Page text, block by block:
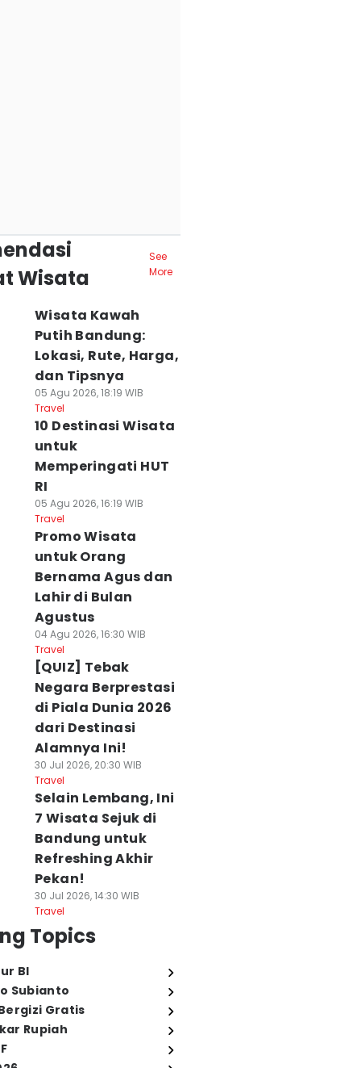
Wisata
See
More
Wisata Kawah
Putih Bandung:
Lokasi, Rute, Harga,
dan Tipsnya
05 Agu 2026, 18:19 WIB
Travel
10 Destinasi Wisata
untuk
Memperingati HUT
RI
05 Agu 2026, 16:19 WIB
Travel
Promo Wisata
untuk Orang
Bernama Agus dan
Lahir di Bulan
Agustus
04 Agu 2026, 16:30 WIB
Travel
[QUIZ] Tebak
Negara Berprestasi
di Piala Dunia 2026
dari Destinasi
Alamnya Ini!
30 Jul 2026, 20:30 WIB
Travel
Selain Lembang, Ini
7 Wisata Sejuk di
Bandung untuk
Refreshing Akhir
Pekan!
30 Jul 2026, 14:30 WIB
Travel
Topics
BI
Subianto
Gratis
Rupiah